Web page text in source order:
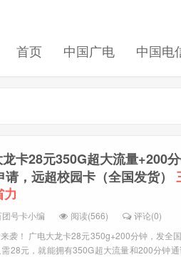
首页 中国广电 中国电
卡28元350G超大流量+200
，远超校园卡（全国发货）
团号卡小编 阅读(566)
评论(0)
袭！ 广电大龙卡28元350g+200分钟，发全
28元，就能拥有350G超大流量和200分钟